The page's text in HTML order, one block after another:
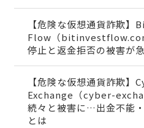
【危険な仮想通貨詐欺
Flow（
停止と返金拒否の被害が
【危険な仮想通貨詐欺】
Exchange（cyber-
続々と被害に…出金不能
とは